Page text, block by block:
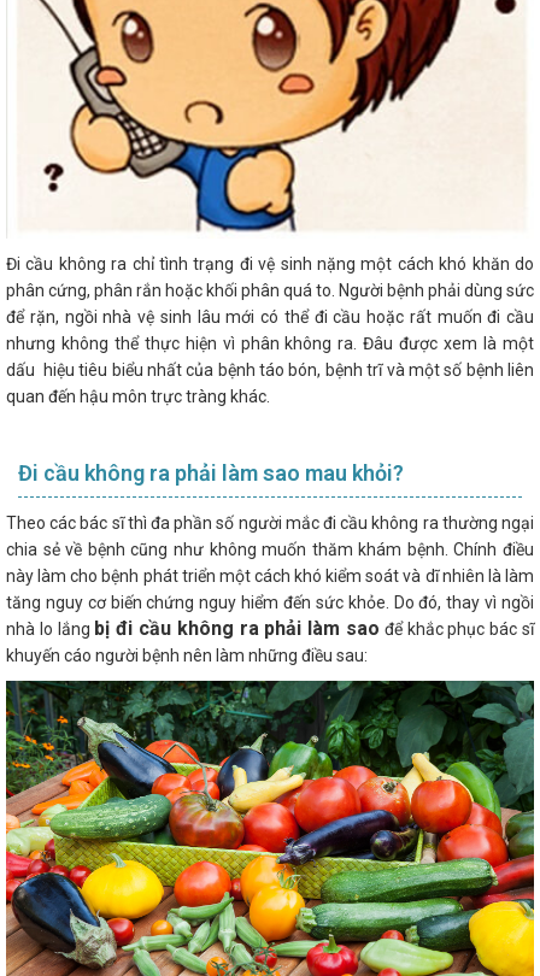
Đi cầu không ra chỉ tình trạng đi vệ sinh nặng một cách khó khăn do
phân cứng, phân rắn hoặc khối phân quá to. Người bệnh phải dùng sức
để rặn, ngồi nhà vệ sinh lâu mới có thể đi cầu hoặc rất muốn đi cầu
nhưng không thể thực hiện vì phân không ra. Đâu được xem là một
dấu hiệu tiêu biểu nhất của bệnh táo bón, bệnh trĩ và một số bệnh liên
quan đến hậu môn trực tràng khác.
Đi cầu không ra phải làm sao mau khỏi?
Theo các bác sĩ thì đa phần số người mắc đi cầu không ra thường ngại
chia sẻ về bệnh cũng như không muốn thăm khám bệnh. Chính điều
này làm cho bệnh phát triển một cách khó kiểm soát và dĩ nhiên là làm
tăng nguy cơ biến chứng nguy hiểm đến sức khỏe. Do đó, thay vì ngồi
nhà lo lắng bị đi cầu không ra phải làm sao để khắc phục bác sĩ
khuyến cáo người bệnh nên làm những điều sau: